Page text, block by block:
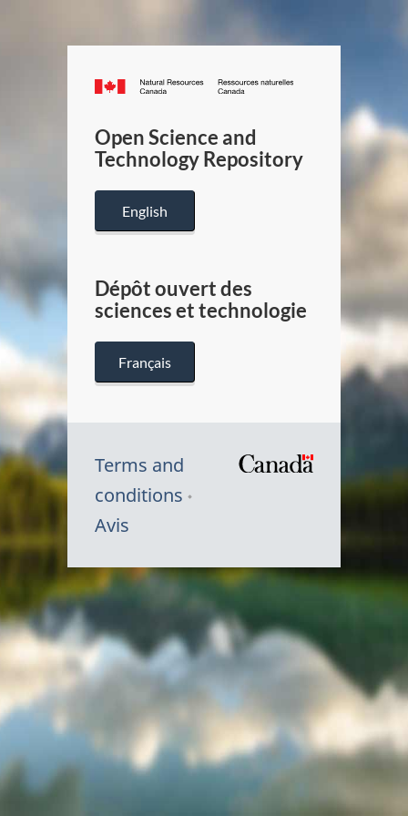
Canada.ca
/
Canada
Open Science and
Technology Repository
English
Dépôt ouvert des
sciences et technologie
Français
Terms and
conditions
Avis
Symbole
du